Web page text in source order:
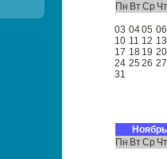
Пн ВтСр
03 0405 06
10 11 12 13
17 18 19 20
24 25 26 27
31
Пн ВтСр